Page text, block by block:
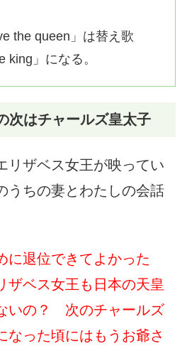
the queen」は替え歌
king」になる。
次はチャールズ皇太子
リザベス女王が映ってい
うちの妻とわたしの会話
に退位できてよかった
ザベス女王も日本の天皇
いの？ 次のチャールズ
なった頃にはもうお爺さ